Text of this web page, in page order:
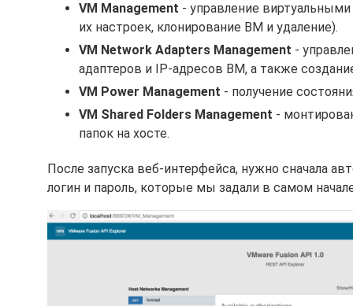
VM Management - управление
их настроек, клонирование ВМ и удаление).
VM Network Adapters Management -
адаптеров и IP-адресов ВМ, а также
VM Power Management - получение
VM Shared Folders Management -
папок на хосте.
После запуска веб-интерфейса, нужно сначала
логин и пароль, которые мы задали в самом